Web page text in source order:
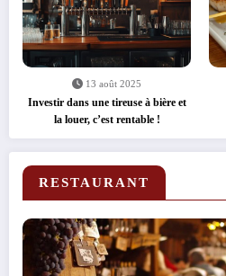
13 août 2025
Investir dans une tireuse à bière et
la louer, c’est rentable !
RESTAURANT